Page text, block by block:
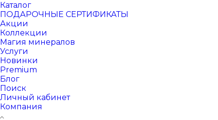
Каталог
ПОДАРОЧНЫЕ СЕРТИФИКАТЫ
Акции
Коллекции
Магия минералов
Услуги
Новинки
Premium
Блог
Поиск
Личный кабинет
Компания